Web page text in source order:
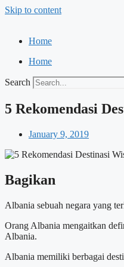
Skip to content
Home
Home
Search
5 Rekomendasi
January 9, 2019
Bagikan
Albania sebuah negara yang
Orang Albania mengaitkan
Albania.
Albania memiliki berbagai